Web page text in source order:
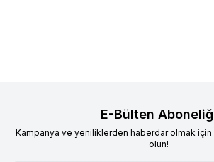
E-Bülten
Kampanya ve yeniliklerden haberdar olmak
olun!